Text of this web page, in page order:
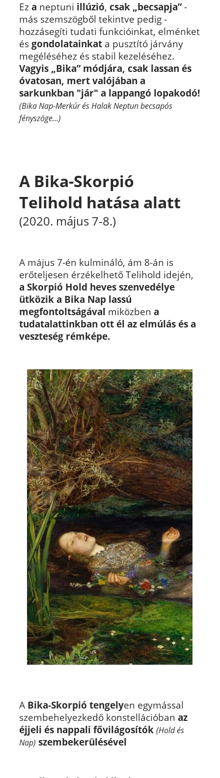
Ez a neptuni illúzió, csak „becsapja”-
más szemszögből tekintve pedig -
hozzásegíti tudati funkcióinkat, elménket
és gondolatainkata pusztító járvány
megéléséhez és stabil kezeléséhez.
Vagyis „Bika” módjára, csak lassan és
óvatosan, mert valójában a
sarkunkban "jár" a lappangó lopakodó!
(Bika Nap-Merkúr és Halak Neptun becsapós
fényszöge...)
A Bika-Skorpió
Telihold hatása alatt
(2020. május 7-8.)
A május 7-én kulmináló, ám 8-án is
erőteljesen érzékelhető Telihold idején,
a Skorpió Hold heves szenvedélye
ütközik a Bika Nap lassú
megfontoltságával miközben a
tudatalattinkban ott él az elmúlás és a
veszteség rémképe.
A Bika-Skorpió tengelyen egymással
szembehelyezkedő konstellációban az
éjjeli és nappali fővilágosítók (Hold és
Nap) szembekerülésével